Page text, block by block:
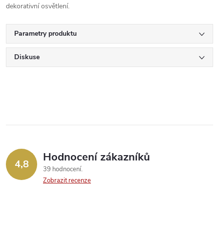
dekorativní osvětlení.
Parametry produktu
Diskuse
4,8 Hodnocení zákazníků
39 hodnocení
Zobrazit recenze